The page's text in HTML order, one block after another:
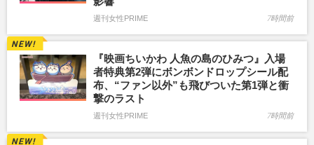
週刊女性PRIME 7時間前
『映画ちいかわ 人魚の島のひみつ』入場
者特典第2弾にボンボンドロップシール配
布、“ファン以外”も飛びついた第1弾と衝
撃のラスト
週刊女性PRIME 7時間前